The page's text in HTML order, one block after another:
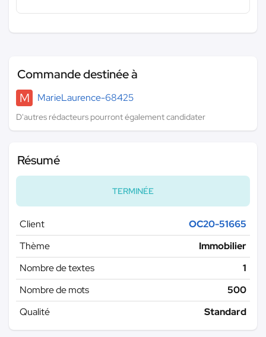
Commande destinée à
M
MarieLaurence-68425
D'autres rédacteurs pourront également candidater
Résumé
TERMINÉE
Client
OC20-51665
Thème
Immobilier
Nombre de textes
1
Nombre de mots
500
Qualité
Standard